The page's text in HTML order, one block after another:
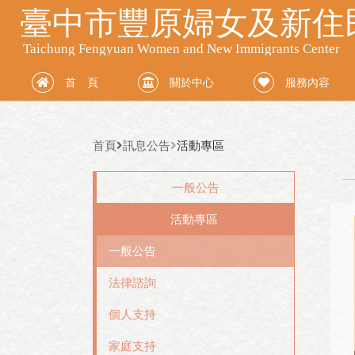
首 頁 關於中心 服務內容
首頁 訊息公告 活動專區
一般公告
活動專區
一般公告
法律諮詢
個人支持
家庭支持